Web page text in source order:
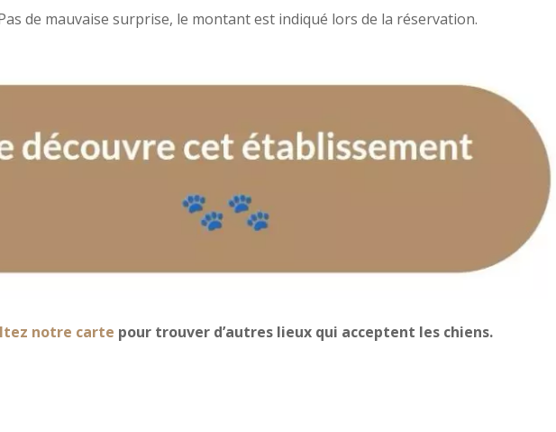
de mauvaise surprise, le montant est indiqué lors de la réservation.
notre carte pour trouver d’autres lieux qui acceptent les chiens.